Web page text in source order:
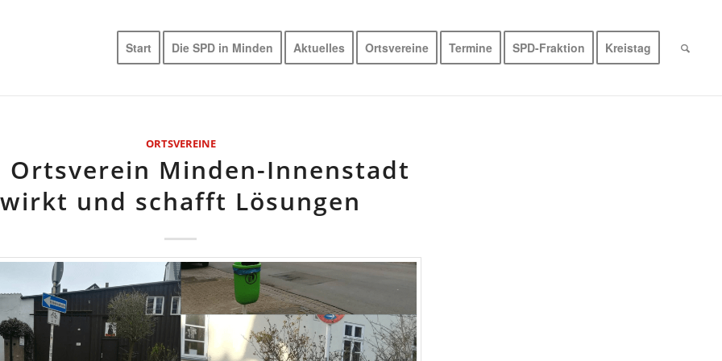
Start Die SPD in Minden Aktuelles Ortsvereine Termine SPD-Fraktion Kreistag
ORTSVEREINE
Ortsverein Minden-Innenstadt
wirkt und schafft Lösungen